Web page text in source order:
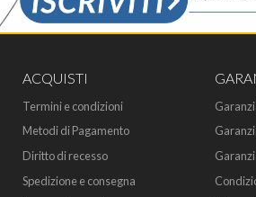
ACQUISTI
Termini e condizioni
Metodi di Pagamento
Diritto di recesso
Spedizione e consegna